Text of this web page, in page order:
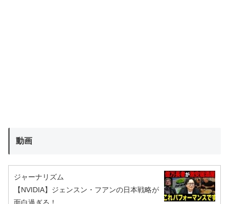
動画
ジャーナリズム
【NVIDIA】ジェンスン・フアンの日本戦略が